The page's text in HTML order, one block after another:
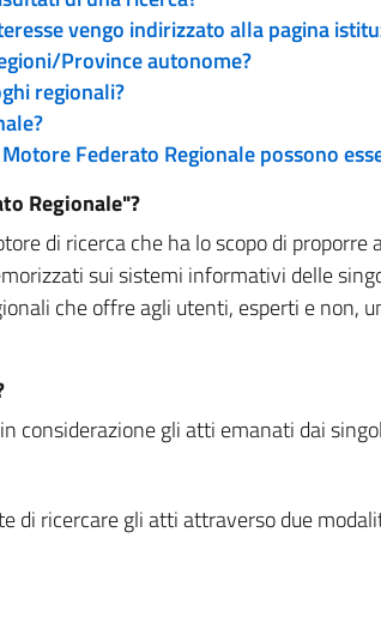
vengo indirizzato alla pagina
Province autonome?
regionali?
Federato Regionale possono
Regionale"?
di ricerca che ha lo scopo di
sui sistemi informativi delle
che offre agli utenti, esperti e
considerazione gli atti emanati dai
di ricercare gli atti attraverso due